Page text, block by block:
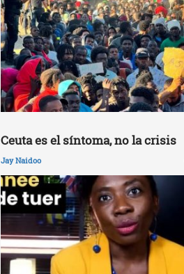
Ceuta es el síntoma, no la crisis
Jay Naidoo